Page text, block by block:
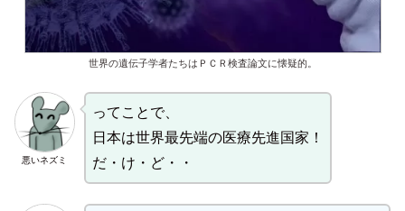
世界の遺伝子学者たちはＰＣＲ検査論文に懐疑的。
悪いネズミ
ってことで、
日本は世界最先端の医療先進国家！
だ・け・ど・・